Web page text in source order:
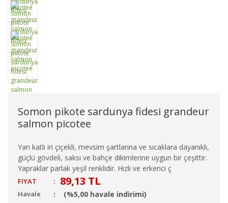
Somon pikote sardunya fidesi grandeur
salmon picotee
Yarı katlı iri çiçekli, mevsim şartlarına ve sıcaklara dayanıklı,
güçlü gövdeli, saksı ve bahçe dikimlerine uygun bir çeşittir.
Yapraklar parlak yeşil renklidir. Hızlı ve erkenci ç
FIYAT : 89,13 TL
Havale (%5,00 havale indirimi)